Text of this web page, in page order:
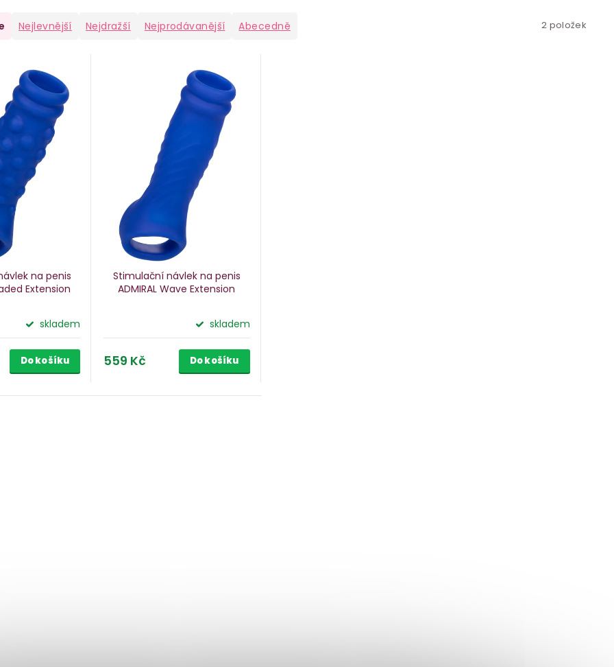
Nejlevnější Nejdražší Nejprodávanější Abecedně 2 položek
na penis
Extension
skladem
Do košíku
Stimulační návlek na penis
ADMIRAL Wave Extension
skladem
559 Kč Do košíku